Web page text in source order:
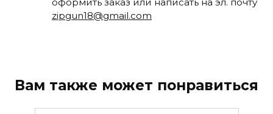
zipgun18@gmail.com
Вам также может понравиться